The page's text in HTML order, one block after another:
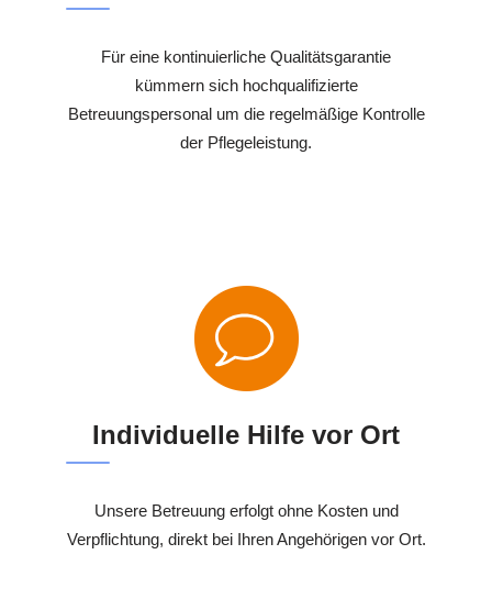
Für eine kontinuierliche Qualitätsgarantie
kümmern sich hochqualifizierte
Betreuungspersonal um die regelmäßige Kontrolle
der Pflegeleistung.
Individuelle Hilfe vor Ort
Unsere Betreuung erfolgt ohne Kosten und
Verpflichtung, direkt bei Ihren Angehörigen vor Ort.